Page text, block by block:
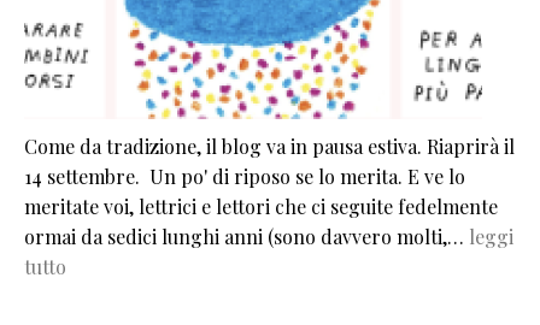
Come da tradizione, il blog va in pausa estiva. Riaprirà il
14 settembre. Un po' di riposo se lo merita. E ve lo
meritate voi, lettrici e lettori che ci seguite fedelmente
ormai da sedici lunghi anni (sono davvero molti,… leggi
tutto